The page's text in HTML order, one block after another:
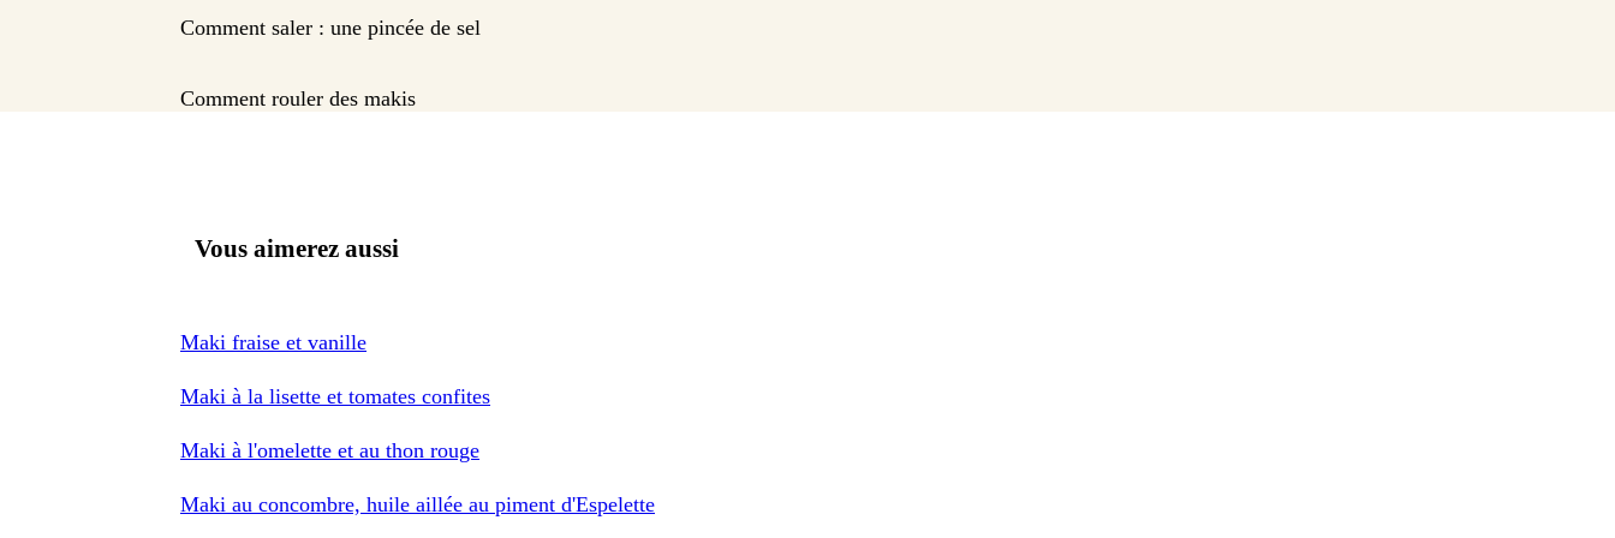
Comment saler : une pincée de sel
Comment rouler des makis
Vous aimerez aussi
Maki fraise et vanille
Maki à la lisette et tomates confites
Maki à l'omelette et au thon rouge
Maki au concombre, huile aillée au piment d'Espelette